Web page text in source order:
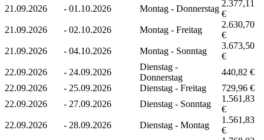
21.09.2026
- 01.10.2026 Montag - Donnerstag
2.377,11
€
21.09.2026
- 02.10.2026 Montag - Freitag
2.630,70
€
21.09.2026
- 04.10.2026 Montag - Sonntag
3.673,50
€
22.09.2026
- 24.09.2026
Dienstag -
Donnerstag
440,82 €
22.09.2026
- 25.09.2026 Dienstag - Freitag
729,96 €
22.09.2026
- 27.09.2026 Dienstag - Sonntag
1.561,83
€
22.09.2026
- 28.09.2026 Dienstag - Montag
1.561,83
€